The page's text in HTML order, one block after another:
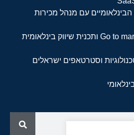
הבינלאומיים עם מנהל מכירות
וסטרטאפים ישראלים